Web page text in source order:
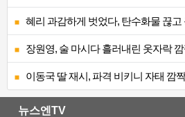
혜리 과감하게 벗었다, 탄수화물 끊고
장원영, 술 마시다 흘러내린 옷자락
이동국 딸 재시, 파격 비키니 자태 깜
뉴스엔TV